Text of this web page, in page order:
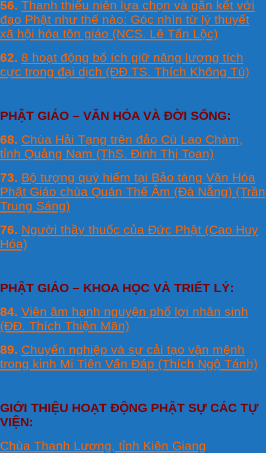
56. Thanh thiếu niên lựa chọn và gắn kết với
đạo Phật như thế nào: Góc nhìn từ lý thuyết
xã hội hóa tôn giáo (NCS. Lê Tấn Lộc)
62. 8 hoạt động bổ ích giữ năng lượng tích
cực trong đại dịch (ĐĐ.TS. Thích Không Tú)
PHẬT GIÁO – VĂN HÓA VÀ ĐỜI SỐNG:
68. Chùa Hải Tạng trên đảo Cù Lao Chàm,
tỉnh Quảng Nam (ThS. Đinh Thị Toan)
73. Bộ tượng quý hiếm tại Bảo tàng Văn Hóa
Phật Giáo chùa Quán Thế Âm (Đà Nẵng) (Trần
Trung Sáng)
76. Người thầy thuốc của Đức Phật (Cao Huy
Hóa)
PHẬT GIÁO – KHOA HỌC VÀ TRIẾT LÝ:
84. Viên âm hạnh nguyện phổ lợi nhân sinh
(ĐĐ. Thích Thiện Mãn)
89. Chuyển nghiệp và sự cải tạo vận mệnh
trong kinh Mi Tiên Vấn Đáp (Thích Ngộ Tánh)
GIỚI THIỆU HOẠT ĐỘNG PHẬT SỰ CÁC TỰ
VIỆN:
Chùa Thanh Lương, tỉnh Kiên Giang